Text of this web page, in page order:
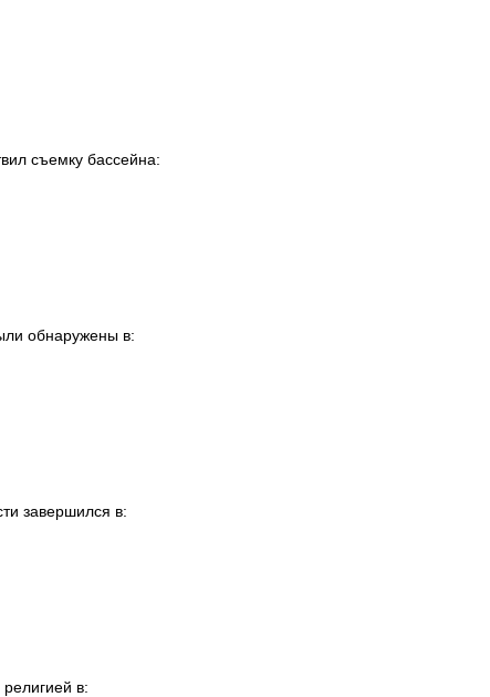
съемку бассейна:
обнаружены в:
завершился в:
в: